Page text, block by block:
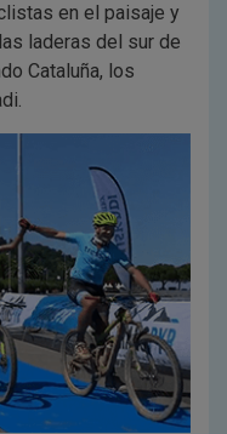
en el paisaje y
laderas del sur de
Cataluña, los